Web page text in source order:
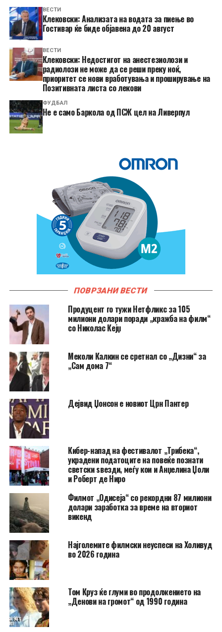
ВЕСТИ
Клековски: Анализата на водата за пиење во
Гостивар ќе биде објавена до 20 август
ВЕСТИ
Клековски: Недостигот на анестезиолози и
радиолози не може да се реши преку ноќ,
приоритет се нови вработувања и проширување на
Позитивната листа со лекови
ФУДБАЛ
Не e само Баркола од ПСЖ цел на Ливерпул
ПОВРЗАНИ ВЕСТИ
Продуцент го тужи Нетфликс за 105
милиони долари поради „кражба на филм“
со Николас Кејџ
Меколи Калкин се сретнал со „Дизни“ за
„Сам дома 7“
Дејвид Џонсон е новиот Црн Пантер
Кибер-напад на фестивалот „Трибека“,
украдени податоците на повеќе познати
светски ѕвезди, меѓу кои и Анџелина Џоли
и Роберт де Ниро
Филмот „Одисеја“ со рекордни 87 милиони
долари заработка за време на вториот
викенд
Најголемите филмски неуспеси на Холивуд
во 2026 година
Том Круз ќе глуми во продолжението на
„Денови на громот“ од 1990 година